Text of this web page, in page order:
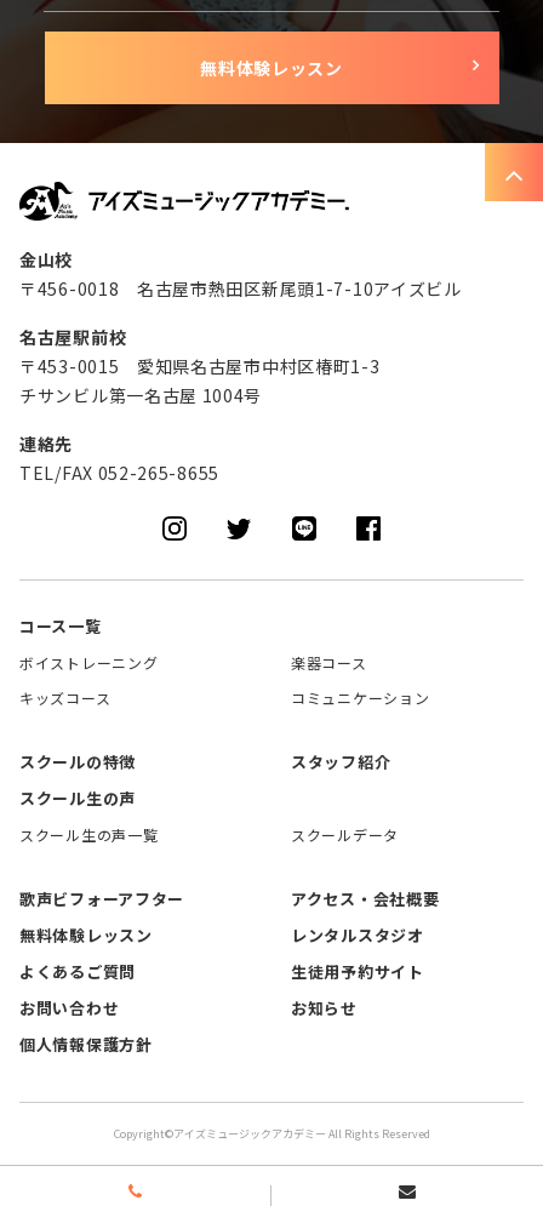
無料体験レッスン
金山校
〒456-0018 名古屋市熱田区新尾頭1-7-10アイズビル
名古屋駅前校
〒453-0015 愛知県名古屋市中村区椿町1-3
チサンビル第一名古屋 1004号
連絡先
TEL/FAX 052-265-8655
コース一覧
ボイストレーニング
楽器コース
キッズコース
コミュニケーション
スクールの特徴
スタッフ紹介
スクール生の声
スクール生の声一覧 スクールデータ
歌声ビフォーアフター
アクセス・会社概要
無料体験レッスン
レンタルスタジオ
よくあるご質問
生徒用予約サイト
お問い合わせ
お知らせ
個人情報保護方針
Copyright©アイズミュージックアカデミー All Rights Reserved